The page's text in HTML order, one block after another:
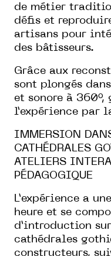
de métier
défis et
artisans pour
des bâtisseurs.
Grâce aux
sont plongés
et sonore à
l’expérience par
IMMERSION
CATHÉDRALES
ATELIERS
PÉDAGOGIQUE
L’expérience a
heure et se
d’introduction
cathédrales
constructeurs,